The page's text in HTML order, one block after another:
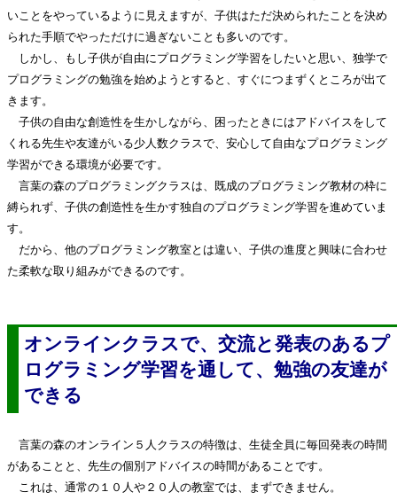
いことをやっているように見えますが、子供はただ決められたことを決め
られた手順でやっただけに過ぎないことも多いのです。
しかし、もし子供が自由にプログラミング学習をしたいと思い、独学で
プログラミングの勉強を始めようとすると、すぐにつまずくところが出て
きます。
子供の自由な創造性を生かしながら、困ったときにはアドバイスをして
くれる先生や友達がいる少人数クラスで、安心して自由なプログラミング
学習ができる環境が必要です。
言葉の森のプログラミングクラスは、既成のプログラミング教材の枠に
縛られず、子供の創造性を生かす独自のプログラミング学習を進めていま
す。
だから、他のプログラミング教室とは違い、子供の進度と興味に合わせ
た柔軟な取り組みができるのです。
オンラインクラスで、交流と発表のあるプ
ログラミング学習を通して、勉強の友達が
できる
言葉の森のオンライン５人クラスの特徴は、生徒全員に毎回発表の時間
があることと、先生の個別アドバイスの時間があることです。
これは、通常の１０人や２０人の教室では、まずできません。